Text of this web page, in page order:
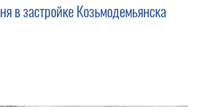
в застройке Козьмодемьянска